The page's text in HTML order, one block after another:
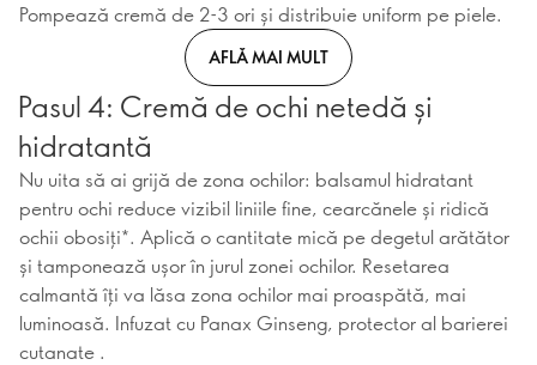
Pompează cremă de 2-3 ori și distribuie uniform pe piele.
AFLĂ MAI MULT
Pasul 4: Cremă de ochi netedă și
hidratantă
Nu uita să ai grijă de zona ochilor: balsamul hidratant
pentru ochi reduce vizibil liniile fine, cearcănele și ridică
ochii obosiți*. Aplică o cantitate mică pe degetul arătător
și tamponează ușor în jurul zonei ochilor. Resetarea
calmantă îți va lăsa zona ochilor mai proaspătă, mai
luminoasă. Infuzat cu Panax Ginseng, protector al barierei
cutanate .